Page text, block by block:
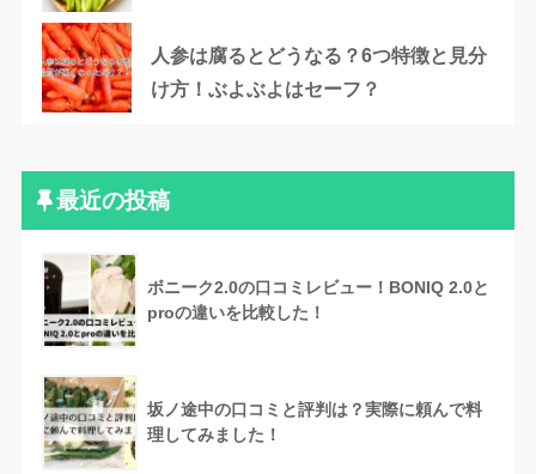
人参は腐るとどうなる？6つ特徴と見分
け方！ぶよぶよはセーフ？
最近の投稿
ボニーク2.0の口コミレビュー！BONIQ 2.0と
proの違いを比較した！
坂ノ途中の口コミと評判は？実際に頼んで料
理してみました！